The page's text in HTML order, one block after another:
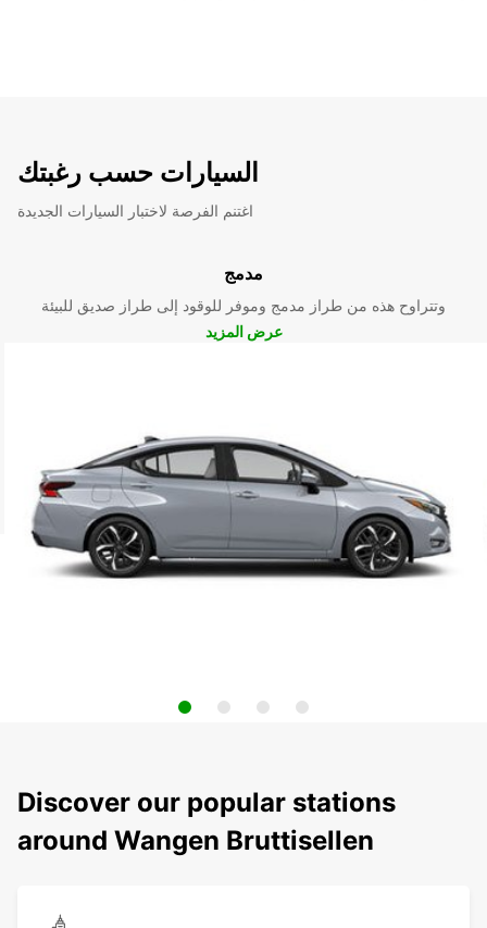
السيارات حسب رغبتك
اغتنم الفرصة لاختبار السيارات الجديدة
مدمج
وتتراوح هذه من طراز مدمج وموفر للوقود إلى طراز صديق للبيئة
عرض المزيد
Discover our popular stations
around Wangen Bruttisellen